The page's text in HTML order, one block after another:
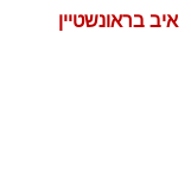
איב בראונשטיין